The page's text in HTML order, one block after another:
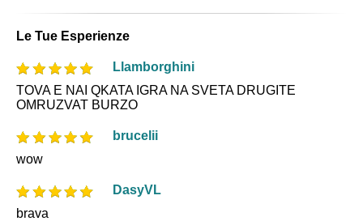
Le Tue Esperienze
Llamborghini
TOVA E NAI QKATA IGRA NA SVETA DRUGITE
OMRUZVAT BURZO
brucelii
wow
DasyVL
brava